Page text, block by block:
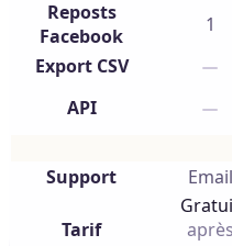
Reposts
Facebook
1
Export CSV
API
Support
Email
Tarif
après